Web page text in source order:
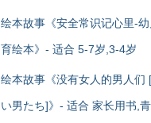
绘本故事《安全常识记心里-
育绘本》- 适合 5-7岁,3-4岁
绘本故事《没有女人的男人们
い男たち]》- 适合 家长用书,